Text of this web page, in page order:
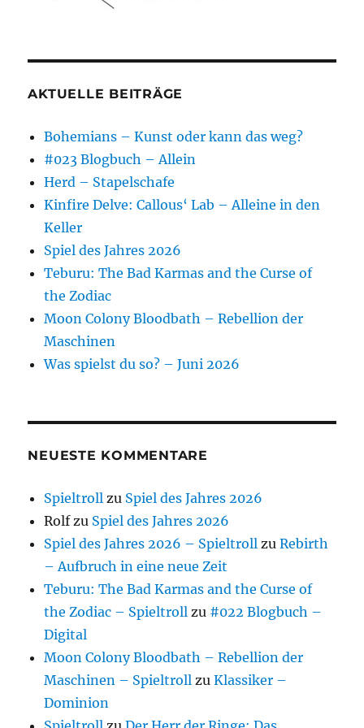
AKTUELLE BEITRÄGE
Bohemians – Kunst oder kann das weg?
#023 Blogbuch – Allein
Herd – Stapelschafe
Kinfire Delve: Callous‘ Lab – Alleine in den
Keller
Spiel des Jahres 2026
Teburu: The Bad Karmas and the Curse of
the Zodiac
Moon Colony Bloodbath – Rebellion der
Maschinen
Was spielst du so? – Juni 2026
NEUESTE KOMMENTARE
Spieltroll zu Spiel des Jahres 2026
Rolfzu Spiel des Jahres 2026
Spiel des Jahres 2026 – Spieltroll zuRebirth
– Aufbruch in eine neue Zeit
Teburu: The Bad Karmas and the Curse of
the Zodiac – Spieltroll zu #022 Blogbuch –
Digital
Moon Colony Bloodbath – Rebellion der
Maschinen – Spieltroll zuKlassiker –
Dominion